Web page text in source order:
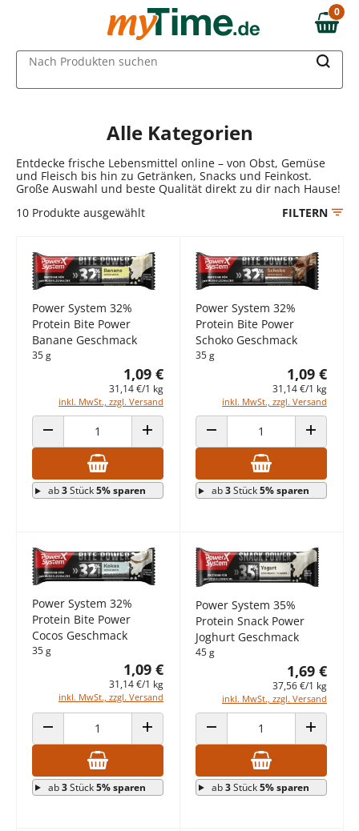
Zum Hauptinhalt springen
Zur Navigation springen
Zur Suche springen
0,00 €
0
Nach Produkten suchen
Alle Kategorien
Entdecke frische Lebensmittel online – von Obst, Gemüse
und Fleisch bis hin zu Getränken, Snacks und Feinkost.
Große Auswahl und beste Qualität direkt zu dir nach Hause!
10 Produkte ausgewählt FILTERN
Power System 32%
Protein Bite Power
Banane Geschmack
35 g
1,09 €
31,14 €/1 kg
inkl. MwSt., zzgl. Versand
ANZAHL VERRINGERN ANZAHL ERHÖHEN
ab3Stück5% sparen
Power System 32%
Protein Bite Power
Schoko Geschmack
35 g
1,09 €
31,14 €/1 kg
inkl. MwSt., zzgl. Versand
ANZAHL VERRINGERN ANZAHL
ab3Stück5% sparen
Power System 32%
Protein Bite Power
Cocos Geschmack
35 g
1,09 €
31,14 €/1 kg
inkl. MwSt., zzgl. Versand
ANZAHL VERRINGERN ANZAHL ERHÖHEN
ab3Stück5% sparen
Power System 35%
Protein Snack Power
Joghurt Geschmack
45 g
1,69 €
37,56 €/1 kg
inkl. MwSt., zzgl. Versand
ANZAHL VERRINGERN ANZAHL
ab3Stück5% sparen